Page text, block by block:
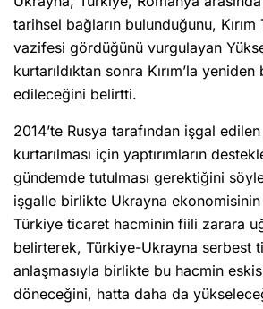
tarihsel bağların bulunduğunu, Kırım
vazifesi gördüğünü vurgulayan
kurtarıldıktan sonra Kırım’la
edileceğini belirtti.
2014’te Rusya tarafından işgal edilen
kurtarılması için yaptırımların
gündemde tutulması gerektiğini
işgalle birlikte Ukrayna
Türkiye ticaret hacminin fiili zarara
belirterek, Türkiye-Ukrayna serbest
anlaşmasıyla birlikte bu hacmin
döneceğini, hatta daha da